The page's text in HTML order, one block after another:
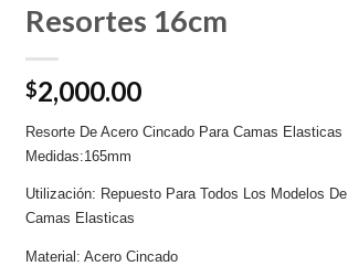
Resortes 16cm
$2,000.00
Resorte De Acero Cincado Para Camas Elasticas
Medidas:165mm
Utilización: Repuesto Para Todos Los Modelos De
Camas Elasticas
Material: Acero Cincado